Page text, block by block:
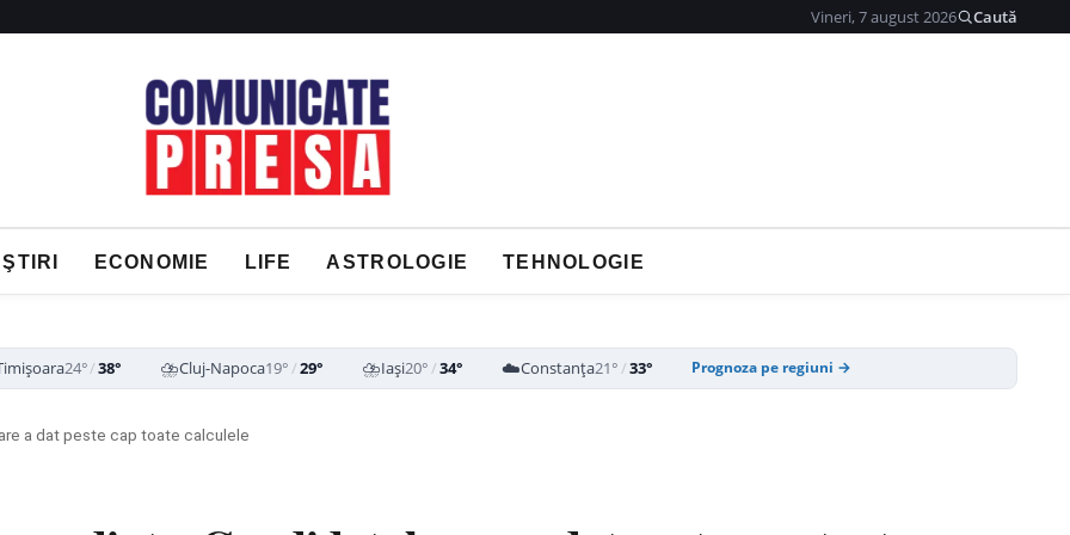
Vineri, 7 august 2026 Caută
ŞTIRI ECONOMIE LIFE ASTROLOGIE TEHNOLOGIE
24°/38° ⛈️Cluj-Napoca19°/29° ⛈️Iași20°/34° ☁️Constanța21°/33° Prognoza pe regiuni →
a dat peste cap toate calculele